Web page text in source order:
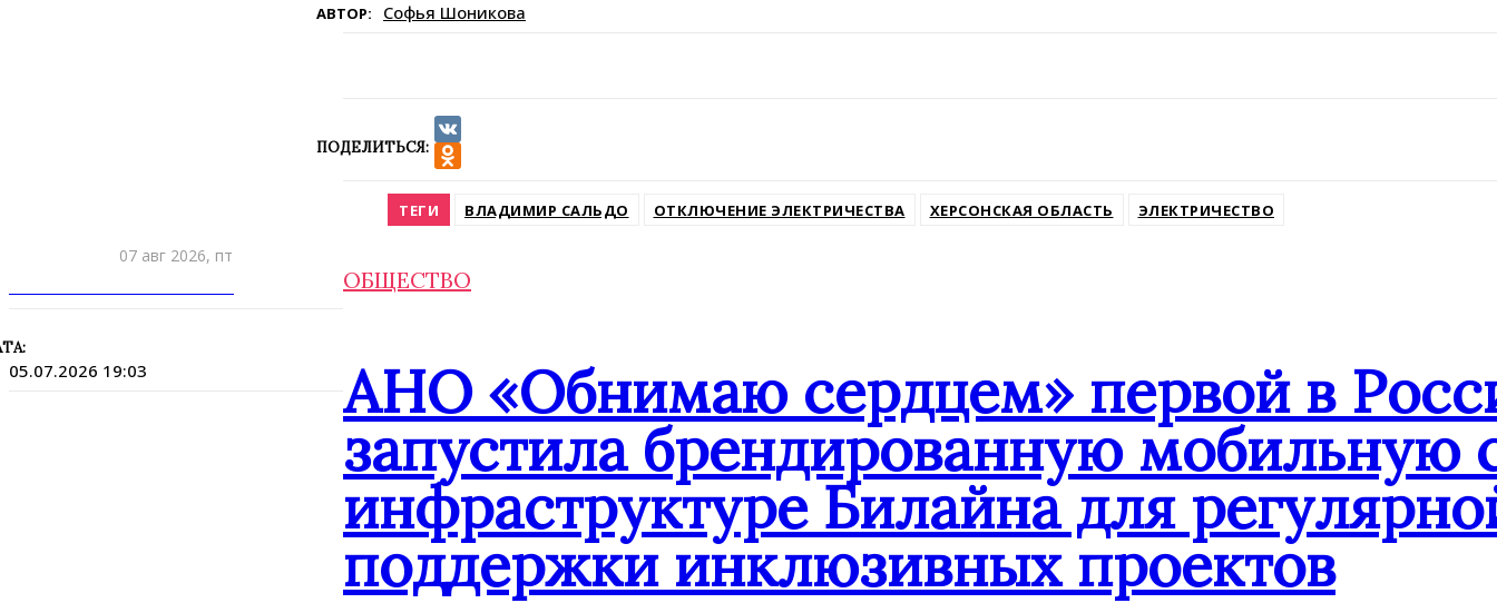
07 авг 2026, пт
05.07.2026 19:03
АВТОР: Софья Шоникова
ПОДЕЛИТЬСЯ:
VK
ТЕГИ ВЛАДИМИР САЛЬДО ОТКЛЮЧЕНИЕ ЭЛЕКТРИЧЕСТВА ХЕРСОНСКАЯ ОБЛАСТЬ ЭЛЕКТРИЧЕСТВО
ОБЩЕСТВО
АНО «Обнимаю сердцем» первой в
запустила брендированную мобильную
инфраструктуре Билайна для
поддержки инклюзивных проектов